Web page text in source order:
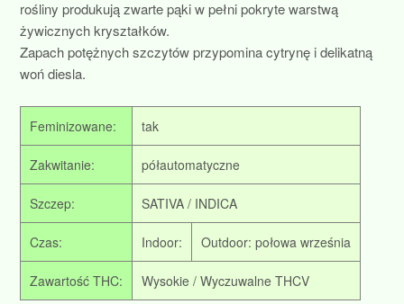
rośliny produkują zwarte pąki w pełni pokryte warstwą
żywicznych kryształków.
Zapach potężnych szczytów przypomina cytrynę i delikatną
woń diesla.
Feminizowane: tak
Zakwitanie: półautomatyczne
Szczep: SATIVA / INDICA
Czas: Indoor: Outdoor: połowa września
Zawartość THC: Wysokie / Wyczuwalne THCV